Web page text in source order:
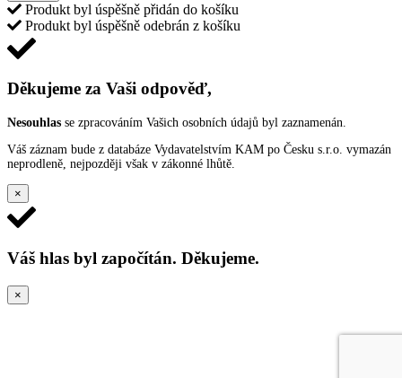
Produkt byl úspěšně přidán do košíku
Produkt byl úspěšně odebrán z košíku
Děkujeme za Vaši odpověď,
Nesouhlas se zpracováním Vašich osobních údajů byl zaznamenán.
Váš záznam bude z databáze Vydavatelstvím KAM po Česku s.r.o. vymazán
neprodleně, nejpozději však v zákonné lhůtě.
×
Váš hlas byl započítán. Děkujeme.
×